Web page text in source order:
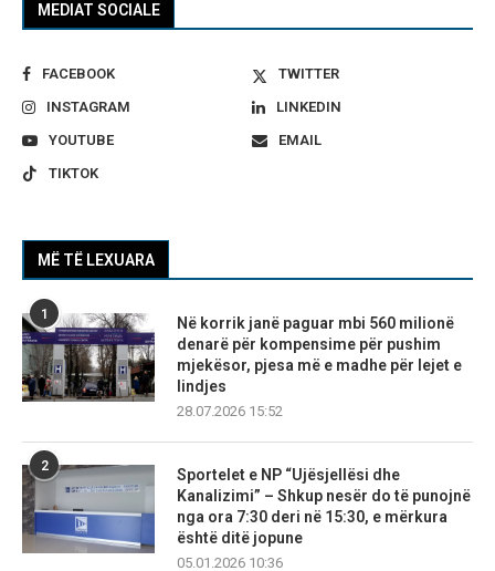
MEDIAT SOCIALE
FACEBOOK
TWITTER
INSTAGRAM
LINKEDIN
YOUTUBE
EMAIL
TIKTOK
MË TË LEXUARA
1
Në korrik janë paguar mbi 560 milionë
denarë për kompensime për pushim
mjekësor, pjesa më e madhe për lejet e
lindjes
28.07.2026 15:52
2
Sportelet e NP “Ujësjellësi dhe
Kanalizimi” – Shkup nesër do të punojnë
nga ora 7:30 deri në 15:30, e mërkura
është ditë jopune
05.01.2026 10:36